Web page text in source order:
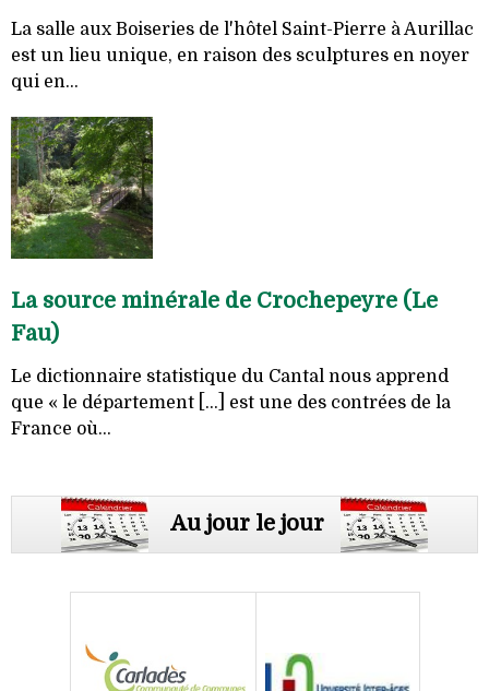
La salle aux Boiseries de l'hôtel Saint-Pierre à Aurillac
est un lieu unique, en raison des sculptures en noyer
qui en...
La source minérale de Crochepeyre (Le
Fau)
Le dictionnaire statistique du Cantal nous apprend
que « le département [...] est une des contrées de la
France où...
Au jour le jour